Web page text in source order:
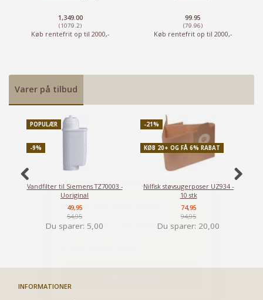
1,349.00
(1079.2)
Køb rentefrit op til 2000,-
99.95
(79.96)
Køb rentefrit op til 2000,-
Varer på tilbud
POPULÆR
-9%
Vandfilter til Siemens TZ70003 -
Uoriginal
49,95
54,95
Du sparer: 5,00
-21%
KØB 20+ OG FÅ 6% RABAT
Nilfisk støvsugerposer UZ934 -
10 stk
74,95
94,95
Du sparer: 20,00
INFORMATIONER